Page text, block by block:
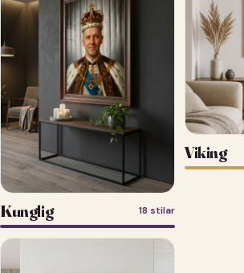
Kunglig 18 stilar
Viking